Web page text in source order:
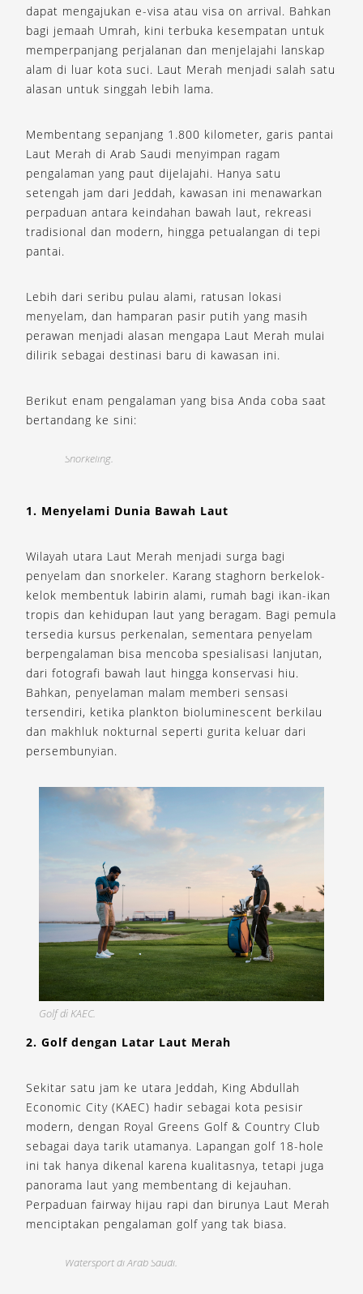
dapat mengajukan e-visa atau visa on arrival. Bahkan
bagi jemaah Umrah, kini terbuka kesempatan untuk
memperpanjang perjalanan dan menjelajahi lanskap
alam di luar kota suci. Laut Merah menjadi salah satu
alasan untuk singgah lebih lama.
Membentang sepanjang 1.800 kilometer, garis pantai
Laut Merah di Arab Saudi menyimpan ragam
pengalaman yang paut dijelajahi. Hanya satu
setengah jam dari Jeddah, kawasan ini menawarkan
perpaduan antara keindahan bawah laut, rekreasi
tradisional dan modern, hingga petualangan di tepi
pantai.
Lebih dari seribu pulau alami, ratusan lokasi
menyelam, dan hamparan pasir putih yang masih
perawan menjadi alasan mengapa Laut Merah mulai
dilirik sebagai destinasi baru di kawasan ini.
Berikut enam pengalaman yang bisa Anda coba saat
bertandang ke sini:
Snorkeling.
1. Menyelami Dunia Bawah Laut
Wilayah utara Laut Merah menjadi surga bagi
penyelam dan snorkeler. Karang staghorn berkelok-
kelok membentuk labirin alami, rumah bagi ikan-ikan
tropis dan kehidupan laut yang beragam. Bagi pemula
tersedia kursus perkenalan, sementara penyelam
berpengalaman bisa mencoba spesialisasi lanjutan,
dari fotografi bawah laut hingga konservasi hiu.
Bahkan, penyelaman malam memberi sensasi
tersendiri, ketika plankton bioluminescent berkilau
dan makhluk nokturnal seperti gurita keluar dari
persembunyian.
Golf di KAEC.
2. Golf dengan Latar Laut Merah
Sekitar satu jam ke utara Jeddah, King Abdullah
Economic City (KAEC) hadir sebagai kota pesisir
modern, dengan Royal Greens Golf & Country Club
sebagai daya tarik utamanya. Lapangan golf 18-hole
ini tak hanya dikenal karena kualitasnya, tetapi juga
panorama laut yang membentang di kejauhan.
Perpaduan fairway hijau rapi dan birunya Laut Merah
menciptakan pengalaman golf yang tak biasa.
Watersport di Arab Saudi.